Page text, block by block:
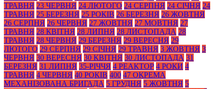
ТРАВНЯ 23 ЧЕРВНЯ 24 ЛЮТОГО 24 СЕРПНЯ 24 СІЧНЯ 24
ТРАВНЯ 25 БЕРЕЗНЯ 25 РОКІВ 26 БЕРЕЗНЯ 26 ЖОВТНЯ
26 СЕРПНЯ 26 ЧЕРВНЯ 27 ЖОВТНЯ 27 МОВТНЯ 27
ТРАВНЯ 28 КВІТНЯ 28 ЛИПНЯ 28 ЛИСТОПАДА 28
ТРАВНЯ 28 ЧЕРВНЯ 29 БЕРЕЗНЯ 29 ВЕРЕСНЯ 29
ЛЮТОГО 29 СЕРПНЯ 29 СІЧНЯ 29 ТРАВНЯ 3 ЖОВТНЯ 3
ЧЕРВНЯ 30 ВЕРЕСНЯ 30 КВІТНЯ 30 ЛИСТОПАДА 31
БЕРЕЗНЯ 31 ЛИПНЯ 35-РІЧЧЯ 4 РЕАКТОР 4 РОКИ 4
ТРАВНЯ 4 ЧЕРВНЯ 40 РОКІВ 400 47 ОКРЕМА
МЕХАНІЗОВАНА БРИГАДА 5 ГРУДНЯ 5 ЖОВТНЯ 5